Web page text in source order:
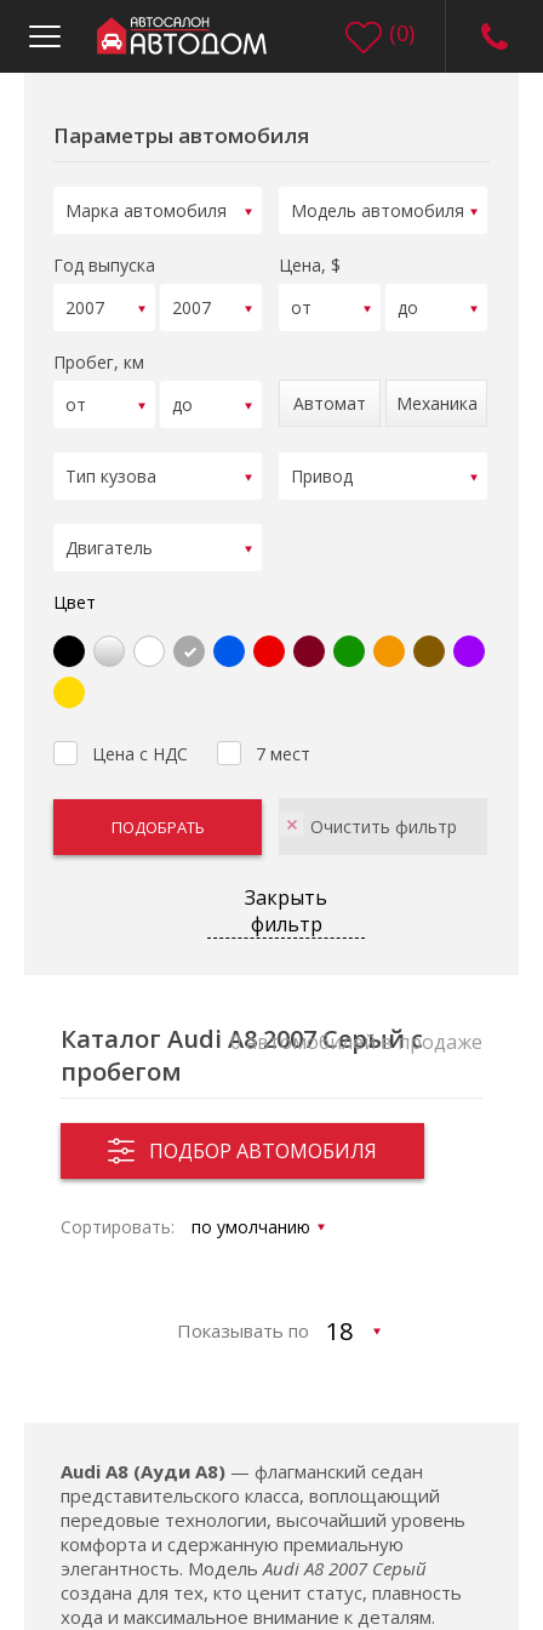
(0)
Параметры автомобиля
Год выпуска Цена, $
Пробег, км
Автомат
Механика
Цвет
Цена с НДС 7 мест
Закрыть
фильтр
Каталог Audi A8 2007 Серый с
пробегом
ПОДБОР АВТОМОБИЛЯ
0 автомобилей в продаже
Сортировать:
Показывать по
Audi A8 (Ауди А8) — флагманский седан
представительского класса, воплощающий
передовые технологии, высочайший уровень
комфорта и сдержанную премиальную
элегантность. МодельAudi A8 2007 Серый
создана для тех, кто ценит статус, плавность
хода и максимальное внимание к деталям.